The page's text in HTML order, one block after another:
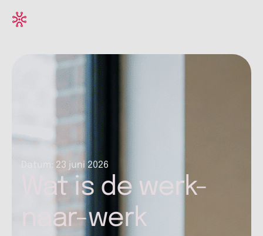
Datum: 23 juni 2026
Wat is de werk-
naar-werk